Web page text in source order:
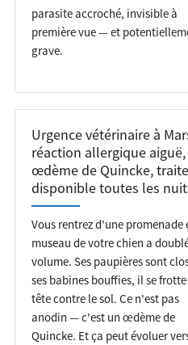
parasite accroché, invisible à
première vue — et
grave.
Urgence vétérinaire à
réaction allergique
œdème de Quincke,
disponible toutes les
Vous rentrez d'une promenade
museau de votre chien a
volume. Ses paupières sont
ses babines bouffies, il se
tête contre le sol. Ce n'est pas
anodin — c'est un œdème de
Quincke. Et ça peut évoluer